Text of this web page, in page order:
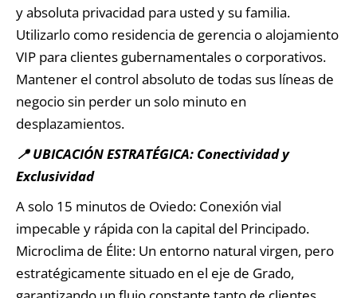
y absoluta privacidad para usted y su familia.
Utilizarlo como residencia de gerencia o alojamiento
VIP para clientes gubernamentales o corporativos.
Mantener el control absoluto de todas sus líneas de
negocio sin perder un solo minuto en
desplazamientos.
📍 UBICACIÓN ESTRATÉGICA: Conectividad y
Exclusividad
A solo 15 minutos de Oviedo: Conexión vial
impecable y rápida con la capital del Principado.
Microclima de Élite: Un entorno natural virgen, pero
estratégicamente situado en el eje de Grado,